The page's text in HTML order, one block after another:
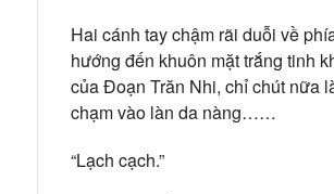
Hai cánh tay chậm rãi duỗi về
hướng đến khuôn mặt trắng tinh
của Đoạn Trăn Nhi, chỉ chút nữa
chạm vào làn da nàng……
“Lạch cạch.”